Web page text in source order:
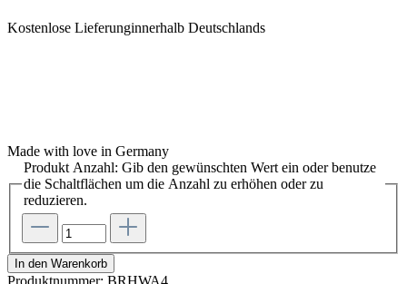
Kostenlose Lieferunginnerhalb Deutschlands
Made with love in Germany
Produkt Anzahl: Gib den gewünschten Wert ein oder benutze
die Schaltflächen um die Anzahl zu erhöhen oder zu
reduzieren.
In den Warenkorb